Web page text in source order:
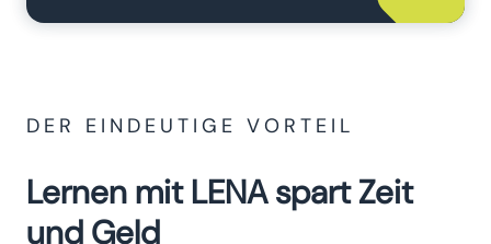
DER EINDEUTIGE VORTEIL
Lernen mit LENA spart Zeit
und Geld